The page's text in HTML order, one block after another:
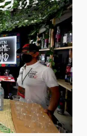
refuerza
en San
de Oaxaca
maltrato
ciudadana